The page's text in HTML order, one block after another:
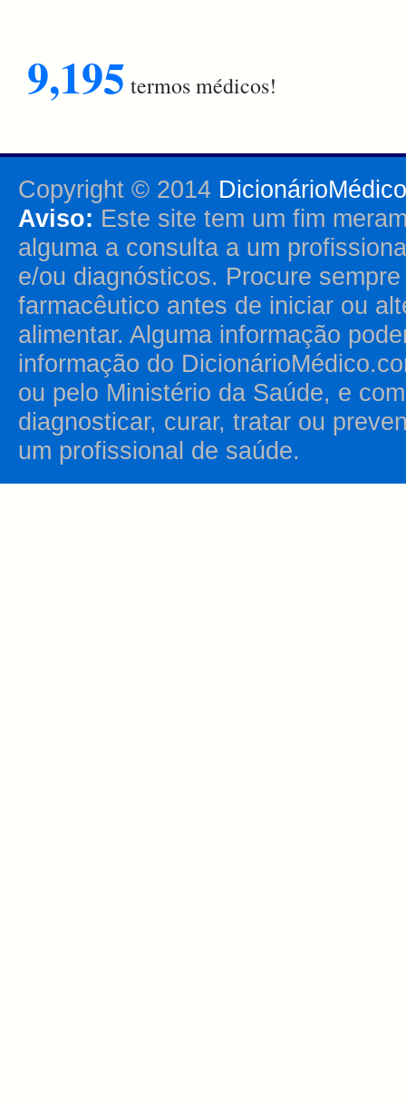
9,195 termos médicos!
Copyright © 2014
Aviso: Este site tem um fim
alguma a consulta a um
e/ou diagnósticos. Procure
farmacêutico antes de iniciar ou
alimentar. Alguma informação
informação do
ou pelo Ministério da Saúde, e
diagnosticar, curar, tratar ou
um profissional de saúde.